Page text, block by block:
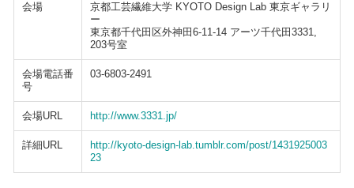
会場
京都工芸繊維大学 KYOTO Design Lab 東京ギャラリ
ー
東京都千代田区外神田6-11-14 アーツ千代田3331,
203号室
会場電話番
号
03-6803-2491
会場URL http://www.3331.jp/
詳細URL
http://kyoto-design-lab.tumblr.com/post/1431925003
23